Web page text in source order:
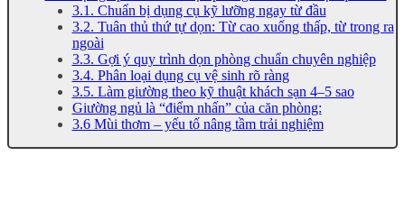
3.1. Chuẩn bị dụng cụ kỹ lưỡng ngay từ đầu
3.2. Tuân thủ thứ tự dọn: Từ cao xuống thấp, từ trong ra
ngoài
3.3. Gợi ý quy trình dọn phòng chuẩn chuyên nghiệp
3.4. Phân loại dụng cụ vệ sinh rõ ràng
3.5. Làm giường theo kỹ thuật khách sạn 4–5 sao
Giường ngủ là “điểm nhấn” của căn phòng:
3.6 Mùi thơm – yếu tố nâng tầm trải nghiệm